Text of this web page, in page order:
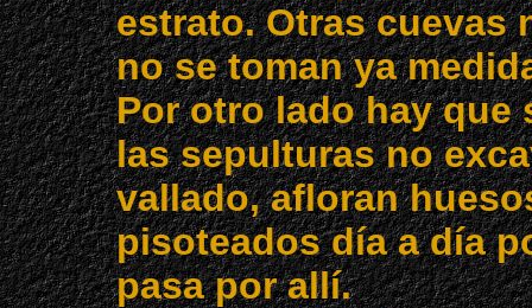
estrato. Otras cuevas
no se toman ya
Por otro lado hay que
las sepulturas no
vallado, afloran
pisoteados día a día
pasa por allí.